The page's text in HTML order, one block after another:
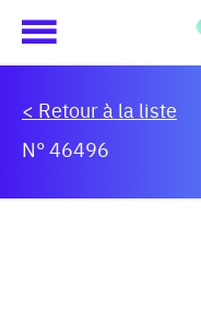
< Retour à la liste
N° 46496